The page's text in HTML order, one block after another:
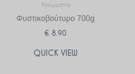
Αλείμματα
Φυστικοβούτυρο 700g
€ 8.90
QUICK VIEW